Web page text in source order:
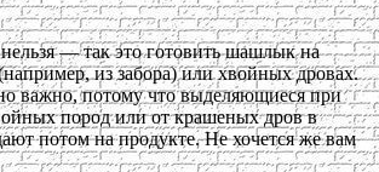
нельзя — так это готовить шашлык на
из забора) или хвойных дровах.
важно, потому что выделяющиеся при
пород или от крашеных дров в
потом на продукте. Не хочется же вам